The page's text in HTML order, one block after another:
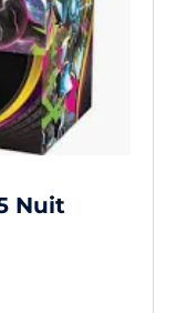
Nuit